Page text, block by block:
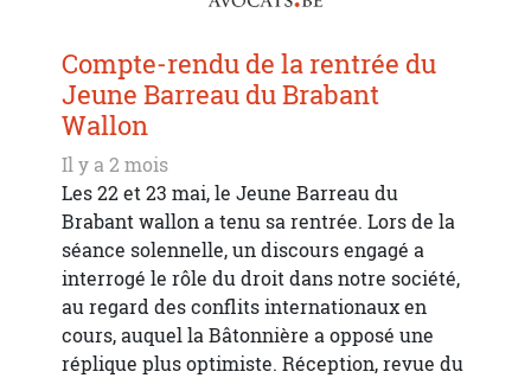
Compte-rendu de la rentrée du
Jeune Barreau du Brabant
Wallon
Il y a 2 mois
Les 22 et 23 mai, le Jeune Barreau du
Brabant wallon a tenu sa rentrée. Lors de la
séance solennelle, un discours engagé a
interrogé le rôle du droit dans notre société,
au regard des conflits internationaux en
cours, auquel la Bâtonnière a opposé une
réplique plus optimiste. Réception, revue du